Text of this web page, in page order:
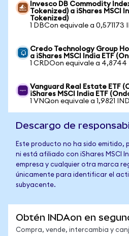
Invesco DB Commodity
Tokenized) a iShares MSCI
Tokenized)
1 DBCon equivale a 0,571173
Credo Technology Group
a iShares MSCI India ETF
1 CRDOon equivale a 4,8744
Vanguard Real Estate ETF
iShares MSCI India ETF
1 VNQon equivale a 1,9821
Descargo de
Este producto no ha sido
ni está afiliado con iShares MSCI
empresa y cualquier otra marca
únicamente para identificar el
subyacente.
Obtén INDAon en
Compra, vende, intercambia y